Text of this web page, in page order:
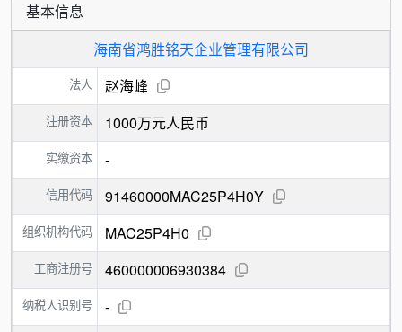
基本信息
海南省鸿胜铭天企业管理有限公司
法人 赵海峰
注册资本 1000万元人民币
实缴资本 -
信用代码 91460000MAC25P4H0Y
组织机构代码 MAC25P4H0
工商注册号 460000006930384
纳税人识别号 -